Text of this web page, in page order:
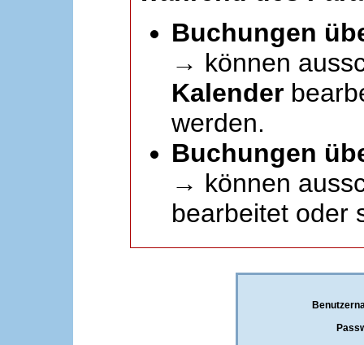
Buchungen
→ können
Kalender
werden.
Buchungen
→ können
bearbeitet oder